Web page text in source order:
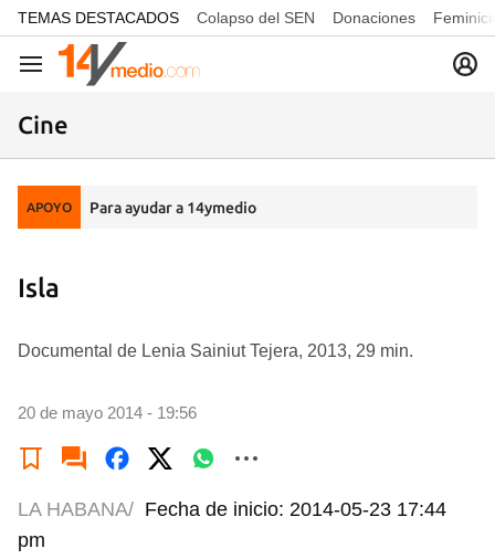
common.go-to-content
TEMAS DESTACADOS Colapso del SEN Donaciones
Navegación
Cine
APOYO Para ayudar a 14ymedio
Isla
Documental de Lenia Sainiut Tejera, 2013, 29 min.
20 de mayo 2014 - 19:56
LA HABANA/ Fecha de inicio: 2014-05-23 17:44
pm